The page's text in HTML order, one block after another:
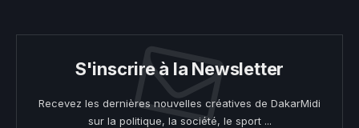
S'inscrire à la Newsletter
Recevez les dernières nouvelles créatives de DakarMidi
sur la politique, la société, le sport ...